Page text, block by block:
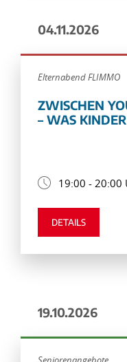
04.11.2026
Elternabend FLIMMO
ZWISCHEN
– WAS
19:00 - 20:00
DETAILS
19.10.2026